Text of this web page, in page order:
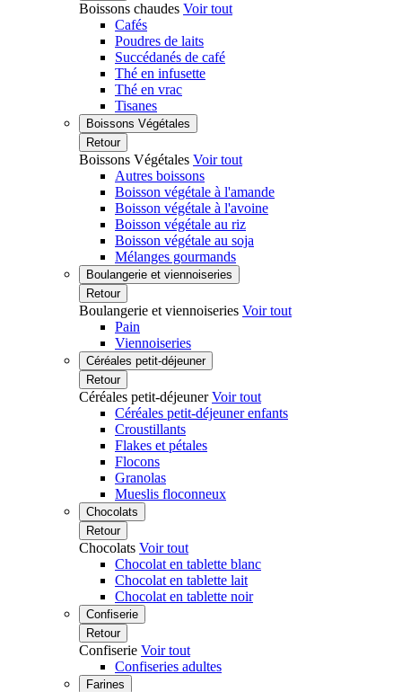
Boissons chaudes Voir tout
Cafés
Poudres de laits
Succédanés de café
Thé en infusette
Thé en vrac
Tisanes
Boissons Végétales
Retour
Boissons Végétales Voir tout
Autres boissons
Boisson végétale à l'amande
Boisson végétale à l'avoine
Boisson végétale au riz
Boisson végétale au soja
Mélanges gourmands
Boulangerie et viennoiseries
Retour
Boulangerie et viennoiseries Voir tout
Pain
Viennoiseries
Céréales petit-déjeuner
Retour
Céréales petit-déjeunerVoir tout
Céréales petit-déjeuner enfants
Croustillants
Flakes et pétales
Flocons
Granolas
Mueslis floconneux
Chocolats
Retour
Chocolats Voir tout
Chocolat en tablette blanc
Chocolat en tablette lait
Chocolat en tablette noir
Confiserie
Retour
Confiserie Voir tout
Confiseries adultes
Farines